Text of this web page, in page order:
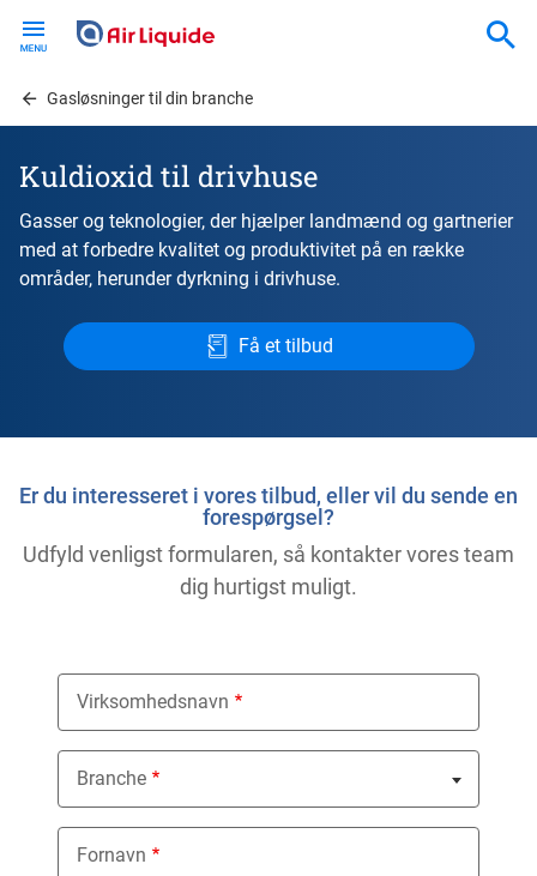
contentGasløsninger til din branche
Kuldioxid til drivhuse
Gasser og teknologier, der hjælper landmænd og gartnerier
med at forbedre kvalitet og produktivitet på en række
områder, herunder dyrkning i drivhuse.
Få et tilbud
Er du interesseret i vores tilbud, eller vil du sende en
forespørgsel?
Udfyld venligst formularen, så kontakter vores team
dig hurtigst muligt.
Virksomhedsnavn
Branche
Nothing selected
Fornavn